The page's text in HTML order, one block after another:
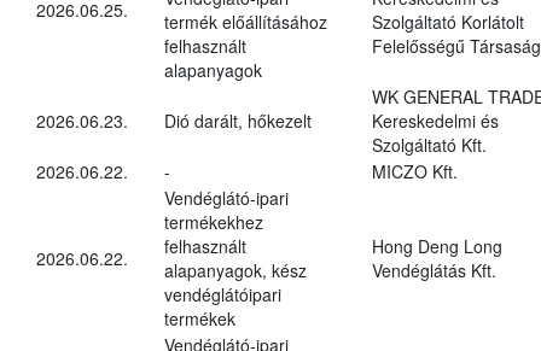
2026.06.25.
termék előállításához
felhasznált
alapanyagok
Szolgáltató Korlátolt
Felelősségű Társaság
2026.06.23. Dió darált, hőkezelt
WK GENERAL
Kereskedelmi és
Szolgáltató Kft.
2026.06.22.
- MICZO Kft.
2026.06.22.
Vendéglátó-ipari
termékekhez
felhasznált
alapanyagok, kész
vendéglátóipari
termékek
Hong Deng Long
Vendéglátás Kft.
Vendéglátó-ipari